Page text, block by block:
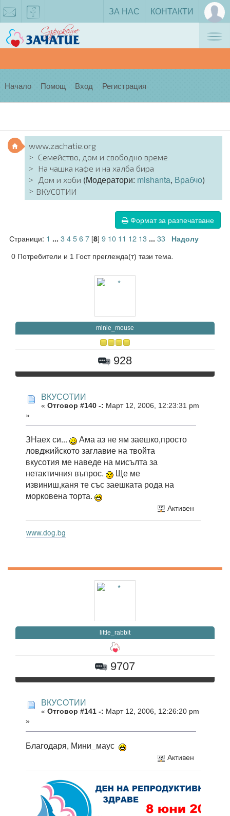
facebook
ЗА НАС КОНТАКТИ
Начало Помощ Вход Регистрация
www.zachatie.org
Семейство, дом и свободно време
На чашка кафе и на халба бира
Дом и хоби (Модератори: mishanta, Врабчо)
ВКУСОТИИ
Формат за разпечатване
Страници: 1 ... 34567[8] 9 10 11 12 13 ... 33 Надолу
0 Потребители и 1 Гост преглежда(т) тази тема.
minie_mouse
928
ВКУСОТИИ
« Отговор #140 -: Март 12, 2006, 12:23:31 pm
»
ЗНаех си...
Ама аз не ям заешко,просто
ловджийското заглавие на твойта
вкусотия ме наведе на мисълта за
нетактичния въпрос.
Ще ме
извиниш,каня те със заешката рода на
морковена торта.
Активен
www.dog.bg
little_rabbit
9707
ВКУСОТИИ
« Отговор #141 -: Март 12, 2006, 12:26:20 pm
»
Благодаря, Мини_маус
Активен